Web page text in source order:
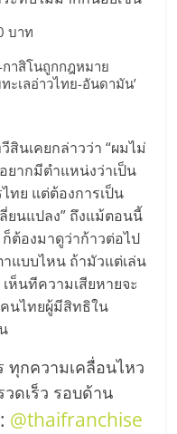
บาท
กาสิโนถูกกฎหมาย
ะเลอ่าวไทย-อันดามัน’
นเคยกล่าวว่า “ผมไม่
ยากมีตำแหน่งว่าเป็น
ทย แต่ต้องการเป็น
ยนแปลง” ถึงแม้ตอนนี้
ต้องมาดูว่าก้าวต่อไป
แบบไหน ถ้ามัวแต่เล่น
ห็นทีความเสียหายจะ
นไทยผู้มีสิทธิใน
ทุกความเคลื่อนไหว
วดเร็ว รอบด้าน
@thaifranchise